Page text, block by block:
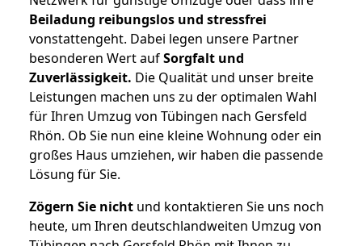
Beiladung reibungslos und stressfrei
vonstattengeht. Dabei legen unsere Partner
besonderen Wert aufSorgfalt und
Zuverlässigkeit. Die Qualität und unser breite
Leistungen machen uns zu der optimalen Wahl
für Ihren Umzug von Tübingen nach Gersfeld
Rhön. Ob Sie nun eine kleine Wohnung oder ein
großes Haus umziehen, wir haben die passende
Lösung für Sie.
Zögern Sie nicht und kontaktieren Sie uns noch
heute, um Ihren deutschlandweiten Umzug von